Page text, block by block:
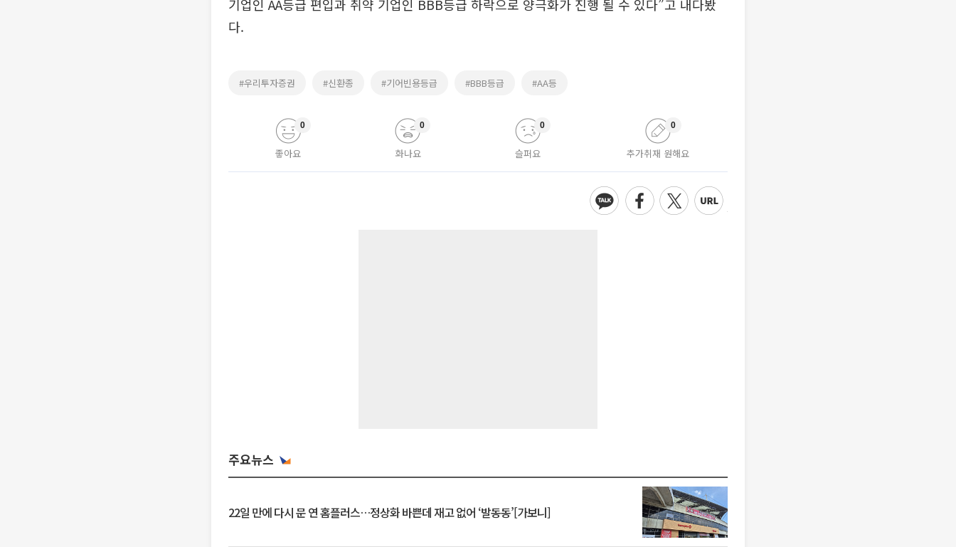
기업인 AA등급 편입과 취약 기업인 BBB등급 하락으로 양극화가 진행 될 수 있다”고 내다봤
다.
#우리투자증권 #신환종 #기어빈용등급 #BBB등급 #AA등
좋아요
0
화나요
0
슬퍼요
0
추가취재 원해요
0
주요뉴스
22일 만에 다시 문 연 홈플러스…정상화 바쁜데 재고 없어 ‘발동동’[가보니]